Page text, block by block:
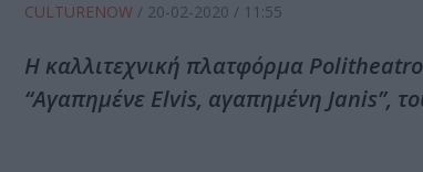
CULTURENOW / 20-02-2020 / 11:55
Η καλλιτεχνική πλατφόρμα
“Αγαπημένε Elvis, αγαπημένη Janis”,